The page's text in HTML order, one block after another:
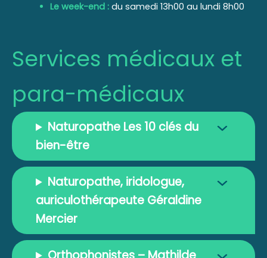
Le week-end : du samedi 13h00 au lundi 8h00
Services médicaux et
para-médicaux
Naturopathe Les 10 clés du
bien-être
Naturopathe, iridologue,
auriculothérapeute Géraldine
Mercier